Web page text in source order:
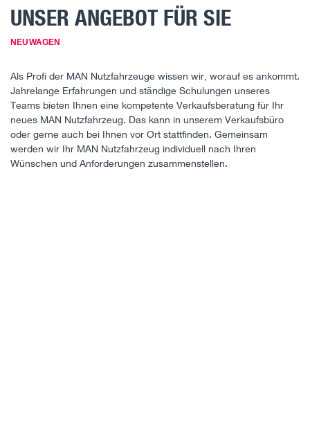
UNSER ANGEBOT FÜR SIE
NEUWAGEN
Als Profi der MAN Nutzfahrzeuge wissen wir, worauf es ankommt.
Jahrelange Erfahrungen und ständige Schulungen unseres
Teams bieten Ihnen eine kompetente Verkaufsberatung für Ihr
neues MAN Nutzfahrzeug. Das kann in unserem Verkaufsbüro
oder gerne auch bei Ihnen vor Ort stattfinden. Gemeinsam
werden wir Ihr MAN Nutzfahrzeug individuell nach Ihren
Wünschen und Anforderungen zusammenstellen.